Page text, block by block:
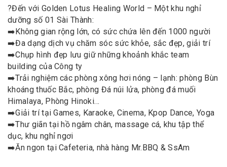
?Đến với Golden Lotus Healing World – Một khu nghỉ
dưỡng số 01 Sài Thành:
➡️ Không gian rộng lớn, có sức chứa lên đến 1000 người
➡️Đa dạng dịch vụ chăm sóc sức khỏe, sắc đẹp, giải trí
➡️Chụp hình đẹp lưu giữ những khoảnh khắc team
building của Công ty
➡️Trải nghiệm các phòng xông hơi nóng – lạnh: phòng Bùn
khoáng thuốc Bắc, phòng Đá núi lửa, phòng đá muối
Himalaya, Phòng Hinoki…
➡️Giải trí tại Games, Karaoke, Cinema, Kpop Dance, Yoga
➡️Thư giãn tại hồ ngâm chân, massage cá, khu tập thể
dục, khu nghỉ ngơi
➡️Ăn ngon tại Cafeteria, nhà hàng Mr.BBQ & SsAm